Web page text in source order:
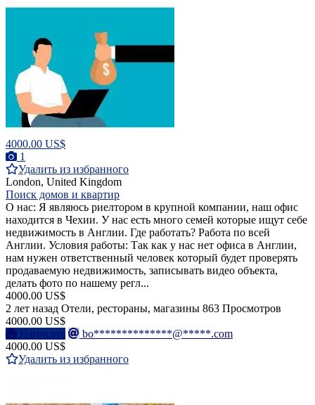
4000.00 US$
1
Удалить из избранного
London, United Kingdom
Поиск домов и квартир
О нас: Я являюсь риелтором в крупной компании, наш офис
находится в Чехии. У нас есть много семей которые ищут себе
недвижимость в Англии. Где работать? Работа по всей
Англии. Условия работы: Так как у нас нет офиса в Англии,
нам нужен ответственный человек который будет проверять
продаваемую недвижимость, записывать видео объекта,
делать фото по нашему регл...
4000.00 US$
2 лет назад Отели, рестораны, магазины 863 Просмотров
4000.00 US$
Написать
bo**************@*****.com
4000.00 US$
Удалить из избранного